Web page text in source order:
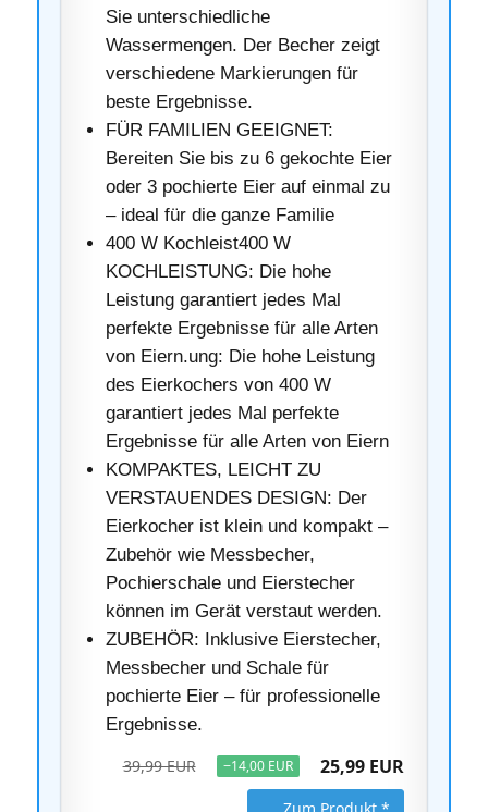
Sie unterschiedliche
Wassermengen. Der Becher zeigt
verschiedene Markierungen für
beste Ergebnisse.
FÜR FAMILIEN GEEIGNET:
Bereiten Sie bis zu 6 gekochte Eier
oder 3 pochierte Eier auf einmal zu
– ideal für die ganze Familie
400 W Kochleist400 W
KOCHLEISTUNG: Die hohe
Leistung garantiert jedes Mal
perfekte Ergebnisse für alle Arten
von Eiern.ung: Die hohe Leistung
des Eierkochers von 400 W
garantiert jedes Mal perfekte
Ergebnisse für alle Arten von Eiern
KOMPAKTES, LEICHT ZU
VERSTAUENDES DESIGN: Der
Eierkocher ist klein und kompakt –
Zubehör wie Messbecher,
Pochierschale und Eierstecher
können im Gerät verstaut werden.
ZUBEHÖR: Inklusive Eierstecher,
Messbecher und Schale für
pochierte Eier – für professionelle
Ergebnisse.
39,99 EUR −14,00 EUR 25,99 EUR